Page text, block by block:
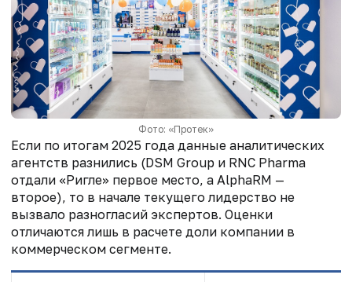
Фото: «Протек»
Если по итогам 2025 года данные аналитических
агентств разнились (DSM Group и RNC Pharma
отдали «Ригле» первое место, а AlphaRM —
второе), то в начале текущего лидерство не
вызвало разногласий экспертов. Оценки
отличаются лишь в расчете доли компании в
коммерческом сегменте.